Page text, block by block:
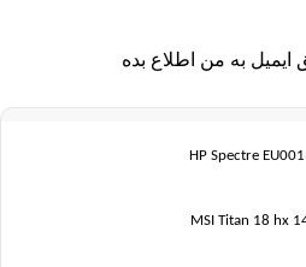
ایمیل به من اطلاع بده